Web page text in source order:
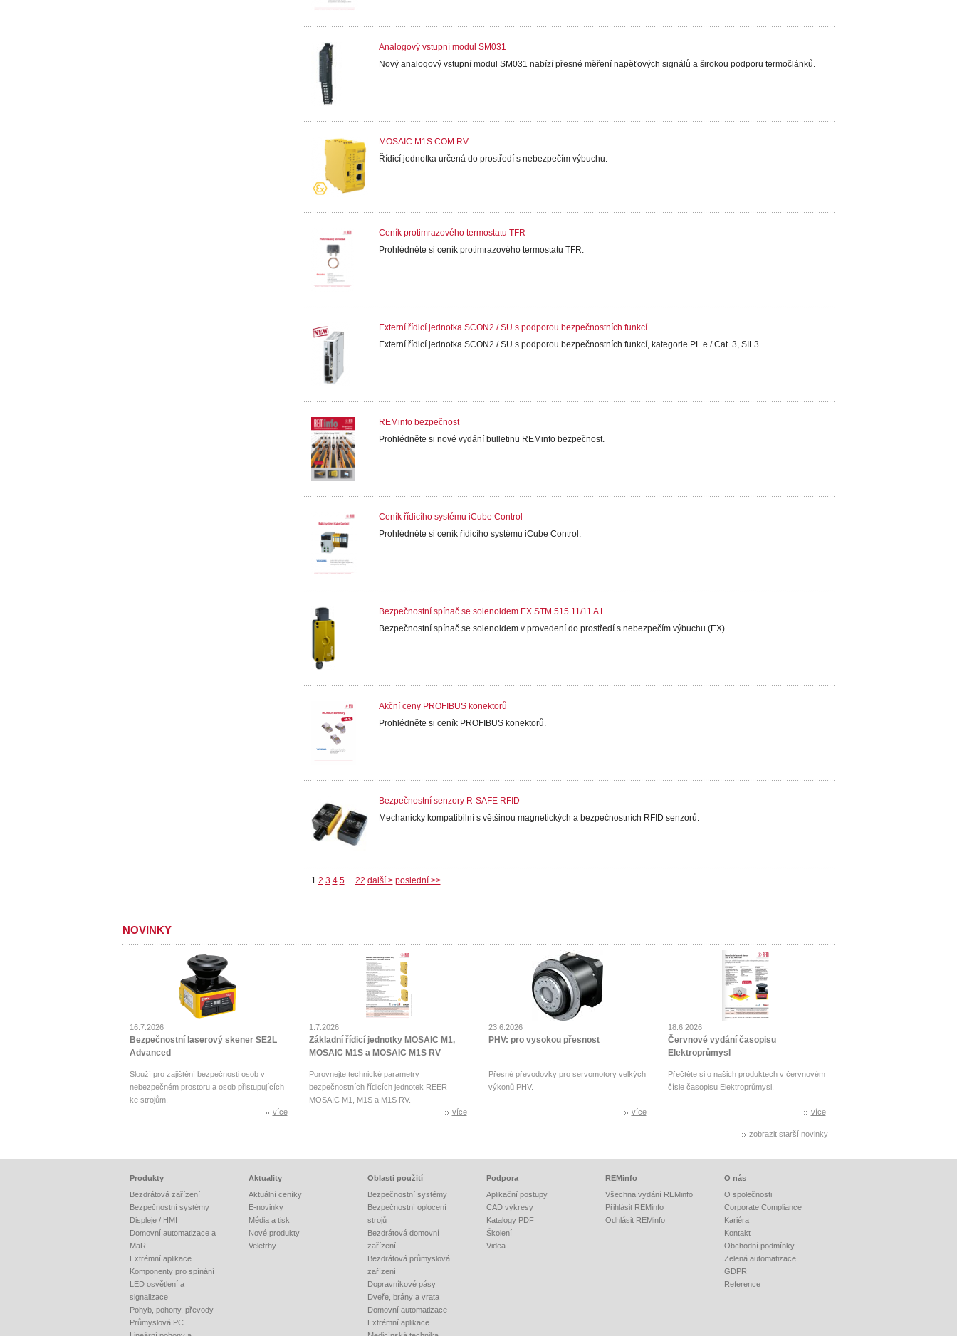
Analogový vstupní modul SM031
Nový analogový vstupní modul SM031 nabízí přesné měření napěťových signálů a širokou podporu termočlánků.
MOSAIC M1S COM RV
Řídicí jednotka určená do prostředí s nebezpečím výbuchu.
Ceník protimrazového termostatu TFR
Prohlédněte si ceník protimrazového termostatu TFR.
Externí řídicí jednotka SCON2 / SU s podporou bezpečnostních funkcí
Externí řídicí jednotka SCON2 / SU s podporou bezpečnostních funkcí, kategorie PL e / Cat. 3, SIL3.
REMinfo bezpečnost
Prohlédněte si nové vydání bulletinu REMinfo bezpečnost.
Ceník řídicího systému iCube Control
Prohlédněte si ceník řídicího systému iCube Control.
Bezpečnostní spínač se solenoidem EX STM 515 11/11 A L
Bezpečnostní spínač se solenoidem v provedení do prostředí s nebezpečím výbuchu (EX).
Akční ceny PROFIBUS konektorů
Prohlédněte si ceník PROFIBUS konektorů.
Bezpečnostní senzory R-SAFE RFID
Mechanicky kompatibilní s většinou magnetických a bezpečnostních RFID senzorů.
1 2 3 4 5... 22 další > poslední >>
NOVINKY
16.7.2026
Bezpečnostní laserový skener SE2L
Advanced
Slouží pro zajištění bezpečnosti osob v
nebezpečném prostoru a osob přistupujících
ke strojům.
více
1.7.2026
Základní řídicí jednotky MOSAIC M1,
MOSAIC M1S a MOSAIC M1S RV
Porovnejte technické parametry
bezpečnostních řídicích jednotek REER
MOSAIC M1, M1S a M1S RV.
více
23.6.2026
PHV: pro vysokou přesnost
Přesné převodovky pro servomotory velkých
výkonů PHV.
více
18.6.2026
Červnové vydání časopisu
Elektroprůmysl
Přečtěte si o našich produktech v červnovém
čísle časopisu Elektroprůmysl.
více
zobrazit starší novinky
Produkty
Bezdrátová zařízení
Bezpečnostní systémy
Displeje / HMI
Domovní automatizace a
MaR
Extrémní aplikace
Komponenty pro spínání
LED osvětlení a
signalizace
Pohyb, pohony, převody
Průmyslová PC
Aktuality
Aktuální ceníky
E-novinky
Média a tisk
Nové produkty
Veletrhy
Oblasti použití
Bezpečnostní systémy
Bezpečnostní oplocení
strojů
Bezdrátová domovní
zařízení
Bezdrátová průmyslová
zařízení
Dopravníkové pásy
Dveře, brány a vrata
Domovní automatizace
Extrémní aplikace
Podpora
Aplikační postupy
CAD výkresy
Katalogy PDF
Školení
Videa
REMinfo
Všechna vydání REMinfo
Přihlásit REMinfo
Odhlásit REMinfo
O nás
O společnosti
Corporate Compliance
Kariéra
Kontakt
Obchodní podmínky
Zelená automatizace
GDPR
Reference